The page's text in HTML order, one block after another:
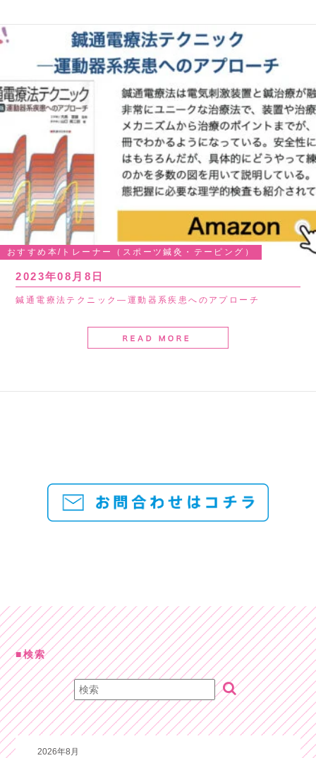
おすすめ本/トレーナー（スポーツ鍼灸・テーピング）
2023年08月8日
鍼通電療法テクニック―運動器系疾患へのアプローチ
検索
2026年8月